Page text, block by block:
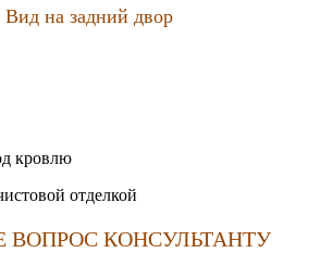
Вид на задний двор
кровлю
отделкой
ВОПРОС КОНСУЛЬТАНТУ